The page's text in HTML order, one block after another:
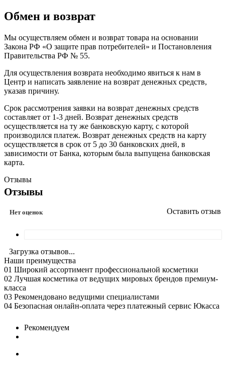
Обмен и возврат
Мы осуществляем обмен и возврат товара на основании
Закона РФ «О защите прав потребителей» и Постановления
Правительства РФ № 55.
Для осуществления возврата необходимо явиться к нам в
Центр и написать заявление на возврат денежных средств,
указав причину.
Срок рассмотрения заявки на возврат денежных средств
составляет от 1-3 дней. Возврат денежных средств
осуществляется на ту же банковскую карту, с которой
производился платеж. Возврат денежных средств на карту
осуществляется в срок от 5 до 30 банковских дней, в
зависимости от Банка, которым была выпущена банковская
карта.
Отзывы
Отзывы
Нет оценок Оставить отзыв
Загрузка отзывов...
Наши преимущества
01 Широкий ассортимент профессиональной косметики
02 Лучшая косметика от ведущих мировых брендов премиум-
класса
03 Рекомендовано ведущими специалистами
04 Безопасная онлайн-оплата через платежный сервис Юкасса
Рекомендуем